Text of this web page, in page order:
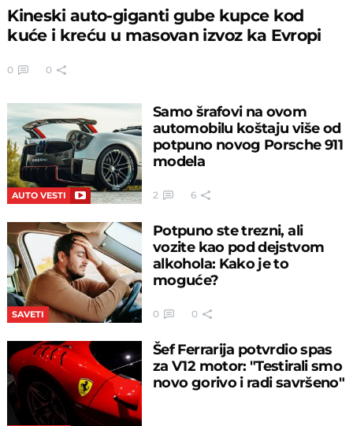
Kineski auto-giganti gube kupce kod
kuće i kreću u masovan izvoz ka Evropi
0 0
AUTO VESTI
Samo šrafovi na ovom
automobilu koštaju više od
potpuno novog Porsche 911
modela
2 6
SAVETI
Potpuno ste trezni, ali
vozite kao pod dejstvom
alkohola: Kako je to
moguće?
0 0
Šef Ferrarija potvrdio spas
za V12 motor: "Testirali smo
novo gorivo i radi savršeno"